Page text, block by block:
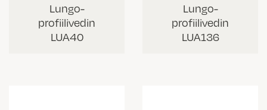
Lungo-
profiilivedin
LUA40
Lungo-
profiilivedin
LUA136